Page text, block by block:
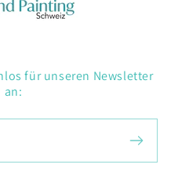
für unseren Newsletter
an: